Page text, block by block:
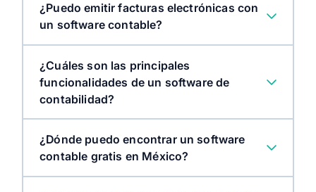
¿Puedo emitir facturas electrónicas con
un software contable?
¿Cuáles son las principales
funcionalidades de un software de
contabilidad?
¿Dónde puedo encontrar un software
contable gratis en México?